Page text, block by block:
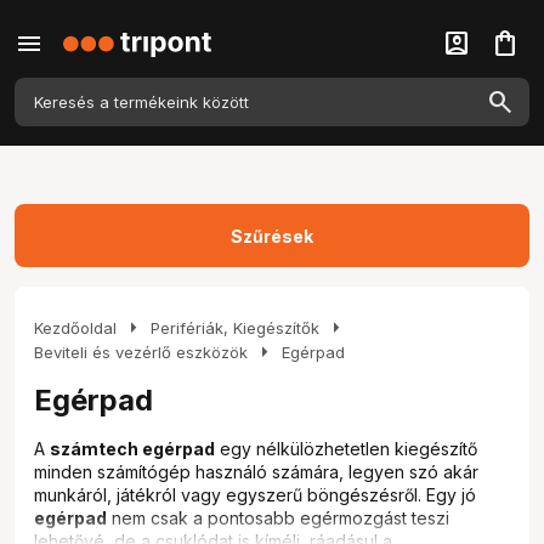
menu account_box shopping_bag
Kezdőoldal arrow_right Perifériák, Kiegészítők arrow_right
Beviteli és vezérlő eszközök arrow_right Egérpad
Egérpad
A számtech egérpad egy nélkülözhetetlen kiegészítő
minden számítógép használó számára, legyen szó akár
munkáról, játékról vagy egyszerű böngészésről. Egy jó
egérpad nem csak a pontosabb egérmozgást teszi
Szűrések